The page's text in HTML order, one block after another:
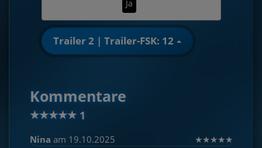
Ja
Trailer 2 | Trailer-FSK: 12
Kommentare
★★★★★ 1
Nina am 19.10.2025 ★★★★★